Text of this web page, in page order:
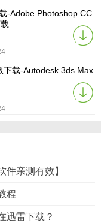
-Adobe Photoshop CC
下载-Autodesk 3ds Max
亲测有效】
程
迅雷下载？